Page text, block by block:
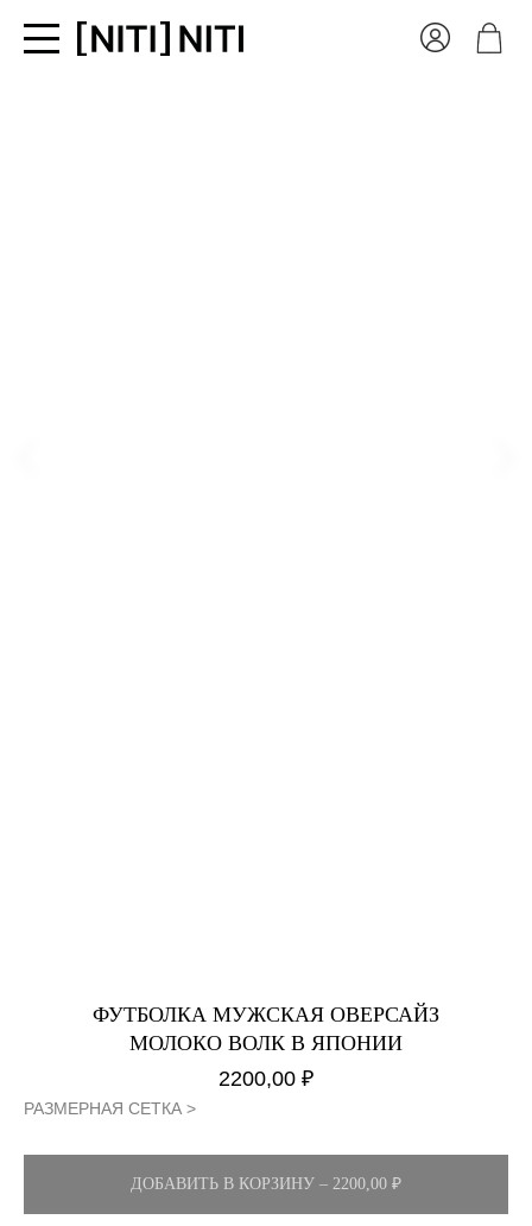
ФУТБОЛКА МУЖСКАЯ ОВЕРСАЙЗ
МОЛОКО ВОЛК В ЯПОНИИ
2200,00 ₽
РАЗМЕРНАЯ СЕТКА >
ДОБАВИТЬ В КОРЗИНУ – 2200,00 ₽